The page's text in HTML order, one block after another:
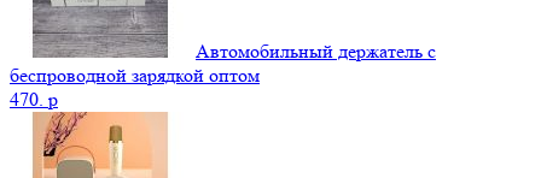
Автомобильный держатель с
беспроводной зарядкой оптом
470. p